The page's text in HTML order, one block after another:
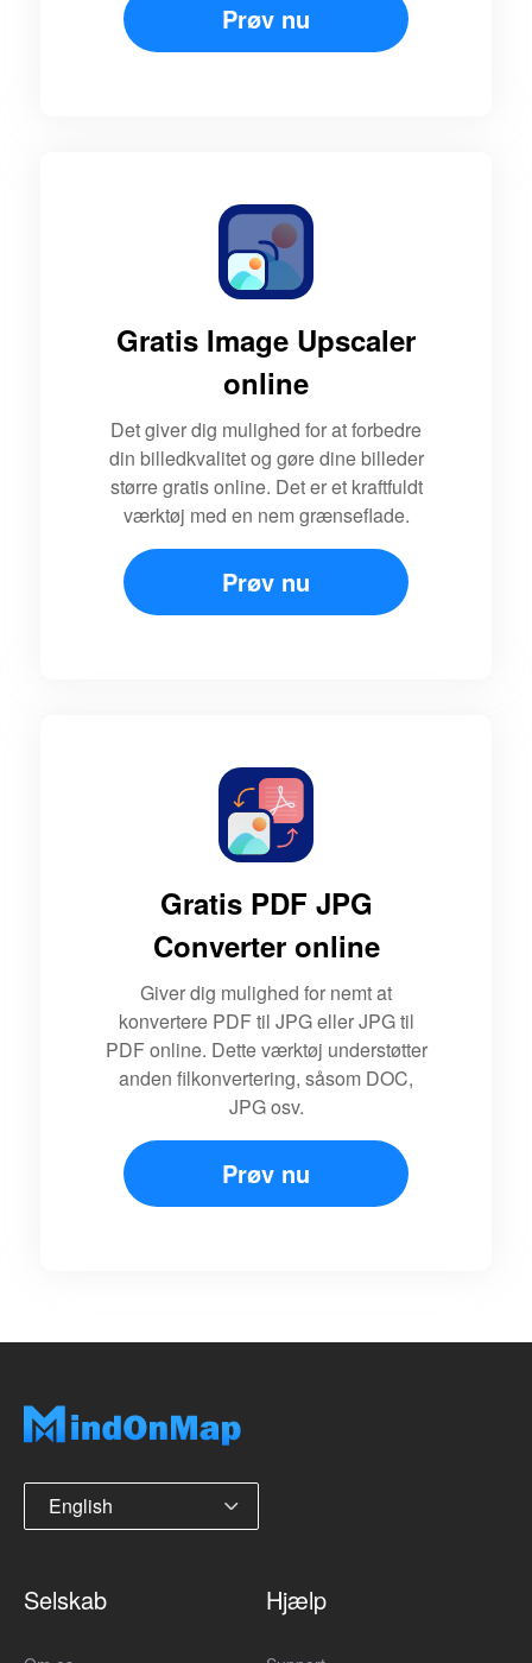
Prøv nu
Gratis Image Upscaler
online
Det giver dig mulighed for at forbedre
din billedkvalitet og gøre dine billeder
større gratis online. Det er et kraftfuldt
værktøj med en nem grænseflade.
Prøv nu
Gratis PDF JPG
Converter online
Giver dig mulighed for nemt at
konvertere PDF til JPG eller JPG til
PDF online. Dette værktøj understøtter
anden filkonvertering, såsom DOC,
JPG osv.
Prøv nu
English
Selskab Hjælp